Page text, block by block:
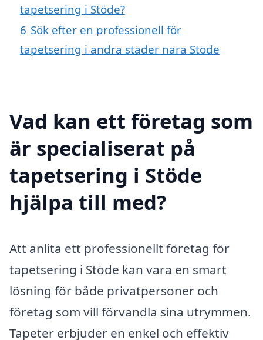
tapetsering i Stöde?
6 Sök efter en professionell för
tapetsering i andra städer nära Stöde
Vad kan ett företag som
är specialiserat på
tapetsering i Stöde
hjälpa till med?
Att anlita ett professionellt företag för
tapetsering i Stöde kan vara en smart
lösning för både privatpersoner och
företag som vill förvandla sina utrymmen.
Tapeter erbjuder en enkel och effektiv